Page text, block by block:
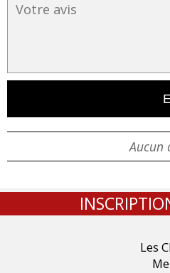
Aucun
Les